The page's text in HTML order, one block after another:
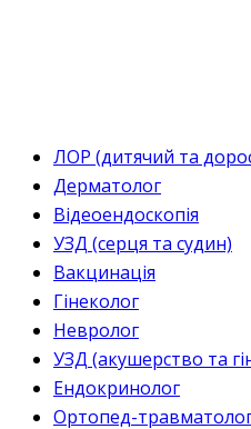
ЛОР (дитячий та
Дерматолог
Відеоендоскопія
УЗД (серця та судин)
Вакцинація
Гінеколог
Невролог
УЗД (акушерство та
Ендокринолог
Ортопед-